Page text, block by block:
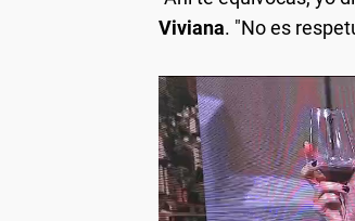
Viviana. "No es